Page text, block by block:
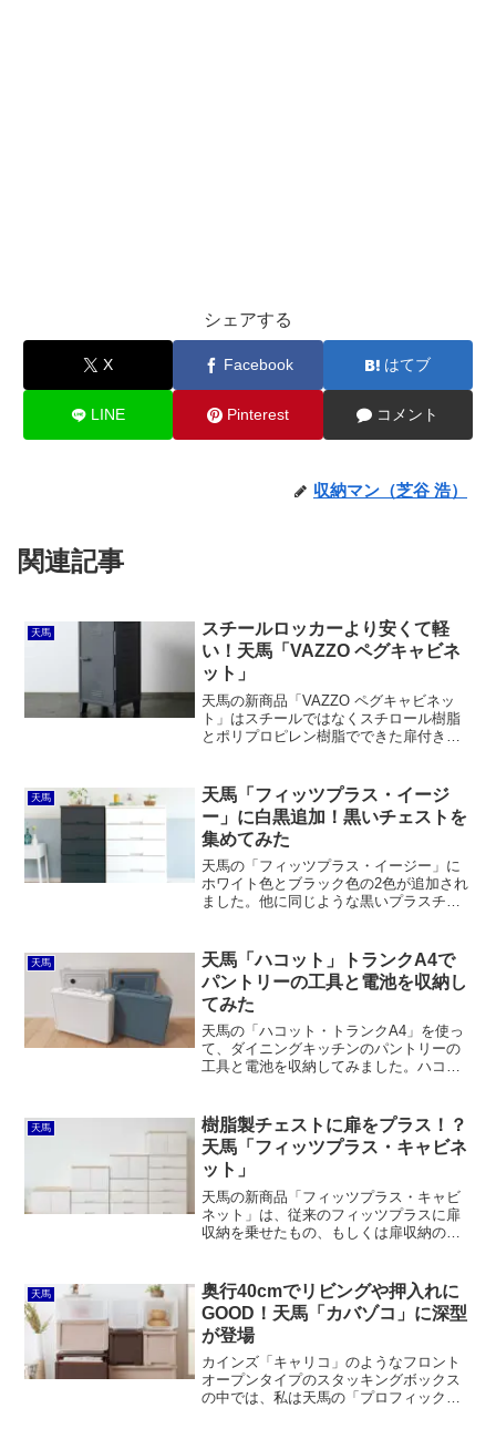
シェアする
X Facebook はてブ
LINE Pinterest コメント
収納マン（芝谷 浩）
関連記事
天馬
スチールロッカーより安くて軽
い！天馬「VAZZO ペグキャビネ
ット」
天馬の新商品「VAZZO ペグキャビネッ
ト」はスチールではなくスチロール樹脂
とポリプロピレン樹脂でできた扉付きの
しゃれなスチールキャビネットよりは安
く、軽くて持ち運びやすいのがメリット
と言えるでしょう。
天馬
天馬「フィッツプラス・イージ
ー」に白黒追加！黒いチェストを
集めてみた
天馬の「フィッツプラス・イージー」に
ホワイト色とブラック色の2色が追加され
ました。他に同じような黒いプラスチッ
りました。ほかはカバロック、JEJアス
テージ、サンカなど。
天馬
天馬「ハコット」トランクA4で
パントリーの工具と電池を収納し
てみた
天馬の「ハコット・トランクA4」を使っ
て、ダイニングキッチンのパントリーの
工具と電池を収納してみました。ハコッ
均のケースなどを使って仕切る必要があ
ります。
天馬
樹脂製チェストに扉をプラス！？
天馬「フィッツプラス・キャビネ
ット」
天馬の新商品「フィッツプラス・キャビ
ネット」は、従来のフィッツプラスに扉
収納を乗せたもの、もしくは扉収納のみ
方によって電源タップなどの収納スペー
スを確保できるのは、天馬らしい気配り
だと思います。
天馬
奥行40cmでリビングや押入れに
GOOD！天馬「カバゾコ」に深型
が登場
カインズ「キャリコ」のようなフロント
オープンタイプのスタッキングボックス
の中では、私は天馬の「プロフィック